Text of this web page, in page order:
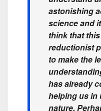
astonishing
science and
think that
reductionist
to make the
has already
helping us in
nature.